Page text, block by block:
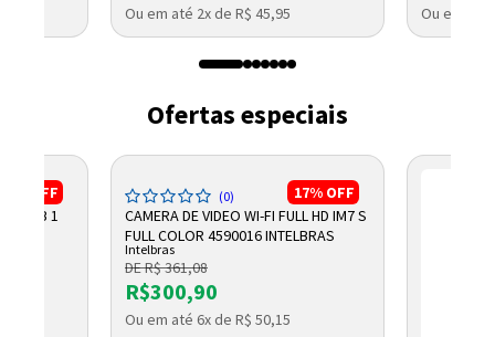
Ou em até 2x de R$ 45,95 Ou em até
Ofertas especiais
OFF
115DB 1
17% OFF
(0)
CAMERA DE VIDEO WI-FI FULL HD IM7 S
FULL COLOR 4590016 INTELBRAS
Intelbras
DE R$ 361,08
R$300,90
Ou em até 6x de R$ 50,15